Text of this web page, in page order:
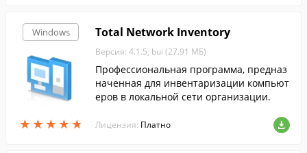
Windows
★ ★ ★ ★ ★
★ ★ ★ ★ ★
Total Network Inventory
Версия: 4.1.5, bui (27.91 МБ)
Профессиональная программа, предназ
наченная для инвентаризации компьют
еров в локальной сети организации.
Лицензия: Платно